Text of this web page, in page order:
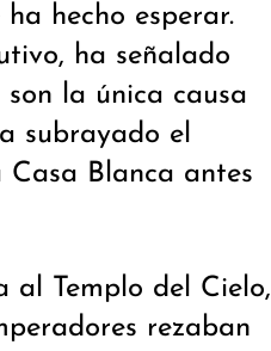
hecho esperar.
ha señalado
la única causa
subrayado el
Blanca antes
al Templo del Cielo,
rezaban